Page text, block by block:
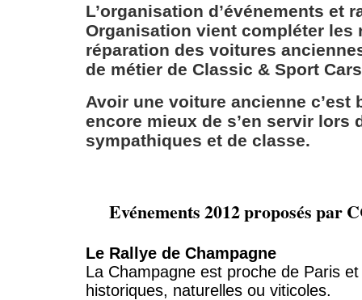
L’organisation d’événements et
Organisation vient compléter les
réparation des voitures
de métier de Classic & Sport
Avoir une voiture ancienne c’est
encore mieux de s’en servir lors
sympathiques et de classe.
Evénements 2012 proposés par
Le Rallye de Champagne
La Champagne est proche de Paris
historiques, naturelles ou viticoles.